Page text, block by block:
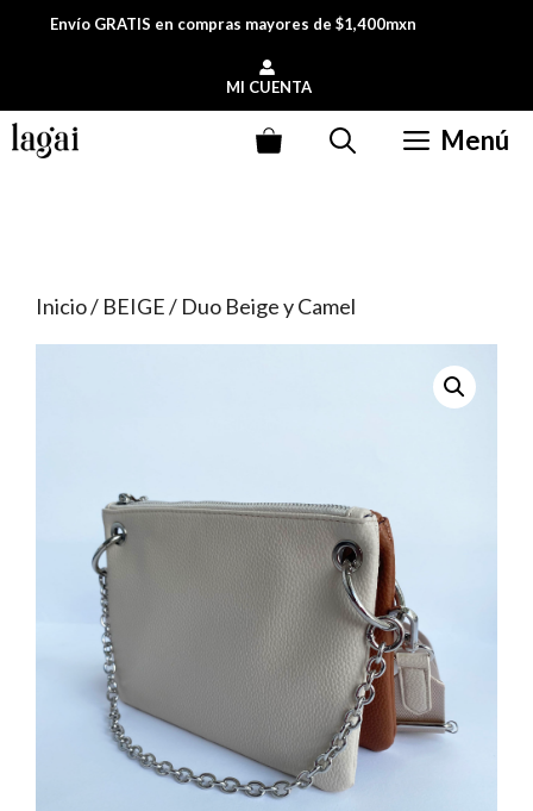
SaltarEnvío GRATIS en compras mayores de $1,400mxn
MI CUENTA
Menú
Inicio/ BEIGE/ Duo Beige y Camel